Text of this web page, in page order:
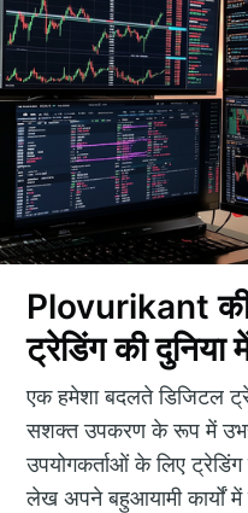
Plovurikant
ट्रेडिंग की दुनिया
एक हमेशा बदलते डिजिटल
सशक्त उपकरण के रूप में
उपयोगकर्ताओं के लिए
लेख अपने बहुआयामी कार्यों